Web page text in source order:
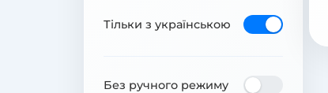
Тільки з українською
Без ручного режиму